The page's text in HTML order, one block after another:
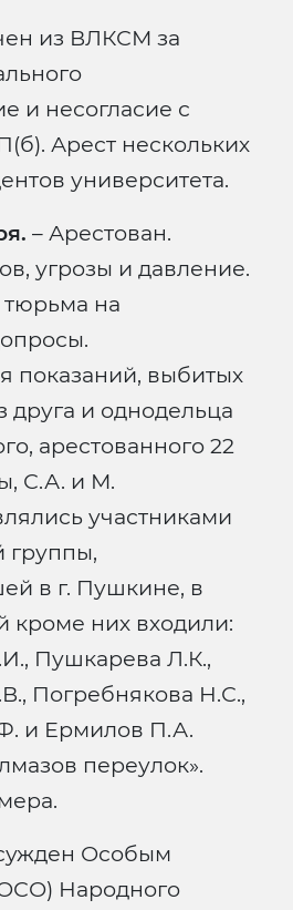
из ВЛКСМ за
и несогласие с
Арест нескольких
университета.
– Арестован.
угрозы и давление.
тюрьма на
показаний, выбитых
друга и однодельца
арестованного 22
С.А. и М.
участниками
группы,
в г. Пушкине, в
кроме них входили:
Пушкарева Л.К.,
Погребнякова Н.С.,
и Ермилов П.А.
переулок».
Особым
Народного